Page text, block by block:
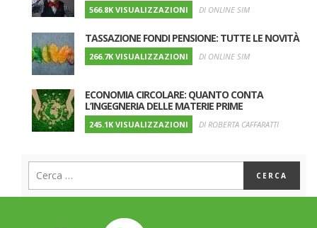
566.8K VISUALIZZAZIONI DI ONLINE SIM
TASSAZIONE FONDI PENSIONE: TUTTE LE NOVITÀ
266.7K VISUALIZZAZIONI DI ONLINE SIM
ECONOMIA CIRCOLARE: QUANTO CONTA
L’INGEGNERIA DELLE MATERIE PRIME
245.1K VISUALIZZAZIONI DI ROBERTA CAFFARATTI